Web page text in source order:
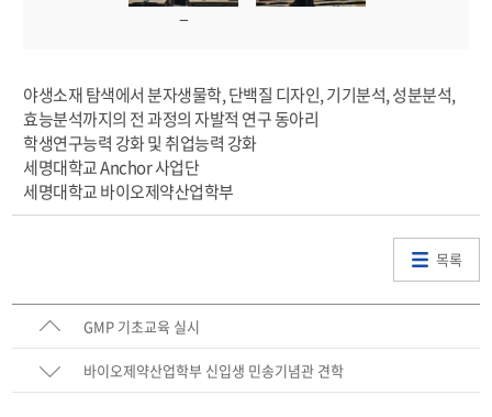
야생소재 탐색에서 분자생물학, 단백질 디자인, 기기분석, 성분분석,
효능분석까지의 전 과정의 자발적 연구 동아리
학생연구능력 강화 및 취업능력 강화
세명대학교 Anchor 사업단
세명대학교 바이오제약산업학부
목록
GMP 기초교육 실시
바이오제약산업학부 신입생 민송기념관 견학